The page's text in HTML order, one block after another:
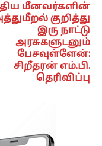
மீனவர்களின்
குறித்து
இரு நாட்டு
அரசுகளுடனும்
பேசவுள்ளேன்:
சிறீதரன் எம்.பி.
தெரிவிப்பு